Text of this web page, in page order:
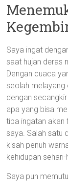
Saya ingat
saat hujan deras
Dengan cuaca
seolah melayang
dengan
apa yang bisa
tiba ingatan
saya. Salah satu
kisah penuh
kehidupan sehari-
Saya pun